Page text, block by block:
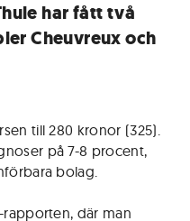
har fått två
Cheuvreux och
till 280 kronor (325).
på 7-8 procent,
bolag.
där man